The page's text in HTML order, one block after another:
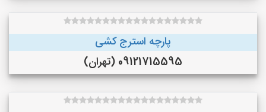
پارچه استرج کشی
09121715595 (تهران)